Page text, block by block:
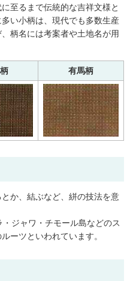
至るまで伝統的な吉祥文様と
い小柄は、現代でも多数生産
柄名には考案者や土地名が用
有馬柄
か、結ぶなど、絣の技法を意
ジャワ・チモール島などのス
ーツといわれています。